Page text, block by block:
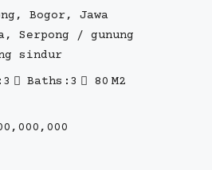
Bogor, Jawa
Serpong / gunung
sindur
3 Baths: 3 80 M2